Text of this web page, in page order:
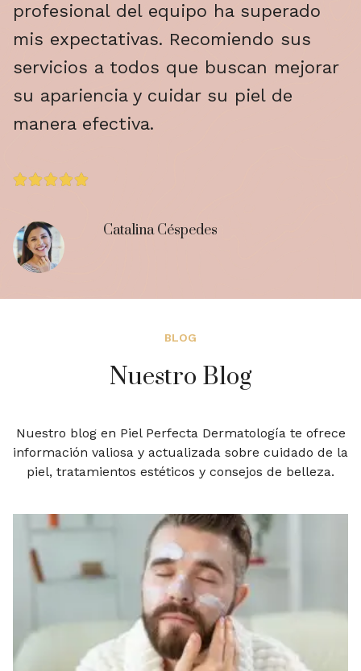
profesional del equipo ha superado
mis expectativas. Recomiendo sus
servicios a todos que buscan mejorar
su apariencia y cuidar su piel de
manera efectiva.

Catalina Céspedes
BLOG
Nuestro Blog
Nuestro blog en Piel Perfecta Dermatología te ofrece
información valiosa y actualizada sobre cuidado de la
piel, tratamientos estéticos y consejos de belleza.